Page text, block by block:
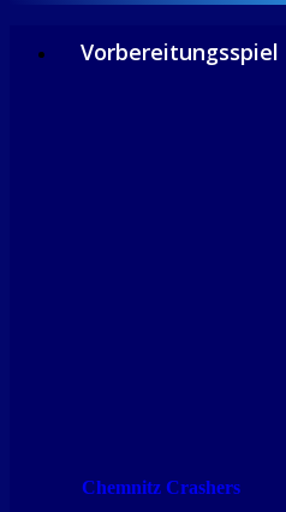
Vorbereitungsspiel
Chemnitz Crashers